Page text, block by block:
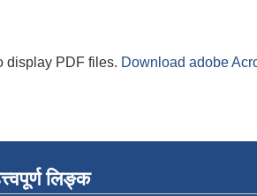
display PDF files. Download adobe
लिङ्क